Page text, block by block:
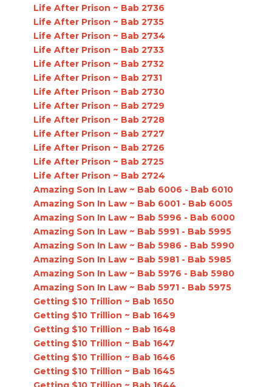
Life After Prison ~ Bab 2736
Life After Prison ~ Bab 2735
Life After Prison ~ Bab 2734
Life After Prison ~ Bab 2733
Life After Prison ~ Bab 2732
Life After Prison ~ Bab 2731
Life After Prison ~ Bab 2730
Life After Prison ~ Bab 2729
Life After Prison ~ Bab 2728
Life After Prison ~ Bab 2727
Life After Prison ~ Bab 2726
Life After Prison ~ Bab 2725
Life After Prison ~ Bab 2724
Amazing Son In Law ~ Bab 6006 - Bab 6010
Amazing Son In Law ~ Bab 6001 - Bab 6005
Amazing Son In Law ~ Bab 5996 - Bab 6000
Amazing Son In Law ~ Bab 5991 - Bab 5995
Amazing Son In Law ~ Bab 5986 - Bab 5990
Amazing Son In Law ~ Bab 5981 - Bab 5985
Amazing Son In Law ~ Bab 5976 - Bab 5980
Amazing Son In Law ~ Bab 5971 - Bab 5975
Getting $10 Trillion ~ Bab 1650
Getting $10 Trillion ~ Bab 1649
Getting $10 Trillion ~ Bab 1648
Getting $10 Trillion ~ Bab 1647
Getting $10 Trillion ~ Bab 1646
Getting $10 Trillion ~ Bab 1645